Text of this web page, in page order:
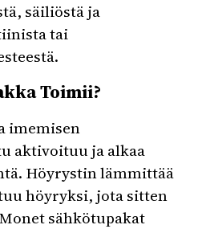
säiliöstä ja
tai
Toimii?
imemisen
aktivoituu ja alkaa
Höyrystin lämmittää
höyryksi, jota sitten
sähkötupakat